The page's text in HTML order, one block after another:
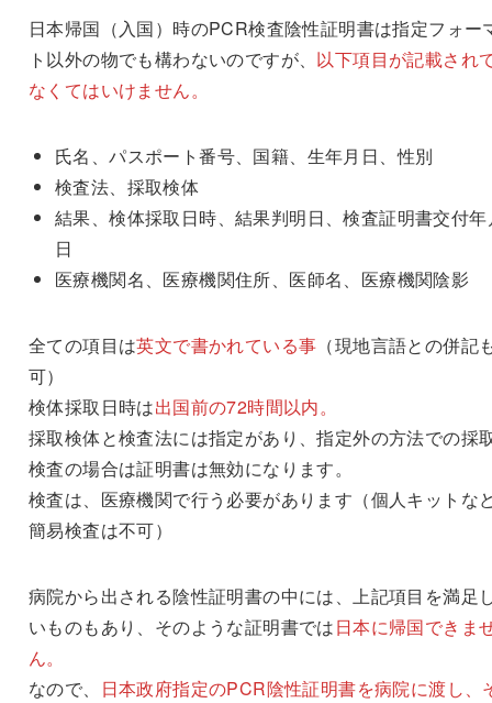
日本帰国（入国）時のPCR検査陰性証明書は指定フォー
ト以外の物でも構わないのですが、 以下項目が記載され
なくてはいけません。
氏名、パスポート番号、国籍、生年月日、性別
検査法、採取検体
結果、検体採取日時、結果判明日、検査証明書交付年
日
医療機関名、医療機関住所、医師名、医療機関陰影
全ての項目は英文で書かれている事 （現地言語との併記
可）
検体採取日時は出国前の72時間以内。
採取検体と検査法には指定があり、指定外の方法での採
検査の場合は証明書は無効になります。
検査は、医療機関で行う必要があります（個人キットな
簡易検査は不可）
病院から出される陰性証明書の中には、上記項目を満足
いものもあり、そのような証明書では日本に帰国できま
ん。
なので、
日本政府指定のPCR陰性証明書を病院に渡し、